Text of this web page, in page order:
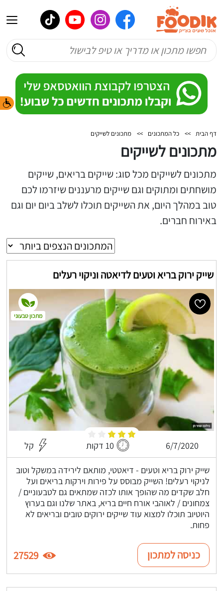
דף הבית >> כל המתכונים >> מתכונים לשייקים
מתכונים לשייקים
מתכונים לשייקים מכל סוג: שייקים בריאים, שייקים
מושחתים ומתוקים וגם שייקים מרעננים שיזרמו לכם
טוב במהלך היום, את השייקים תוכלו לשלב ביום יום וגם
באירוח חברים.
שייק ירוק בריא וטעים לדיאטה וניקוי רעלים
6/7/2020 10 דקות קל
שייק ירוק בריא וטעים - דיאטטי, מותאם לירידה במשקל וטוב
לניקוי רעלים! השייק מבוסס על פירות וירקות בריאים ועל
חלב שקדים מה שהופך אותו לכזה שמתאים גם לטבעוניים /
צמחונים / לאוהבי אורח חיים בריא, באתר שלנו וגם בערוץ
היוטיוב תוכלו למצוא עוד שייקים ירוקים טובים ובריאים לא
פחות.
מתכון טבעוני
כניסה למתכון 27529